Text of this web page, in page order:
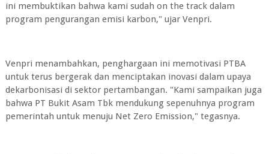
ini membuktikan bahwa kami sudah on the track dalam
program pengurangan emisi karbon," ujar Venpri.
Venpri menambahkan, penghargaan ini memotivasi PTBA
untuk terus bergerak dan menciptakan inovasi dalam upaya
dekarbonisasi di sektor pertambangan. "Kami sampaikan juga
bahwa PT Bukit Asam Tbk mendukung sepenuhnya program
pemerintah untuk menuju Net Zero Emission," tegasnya.